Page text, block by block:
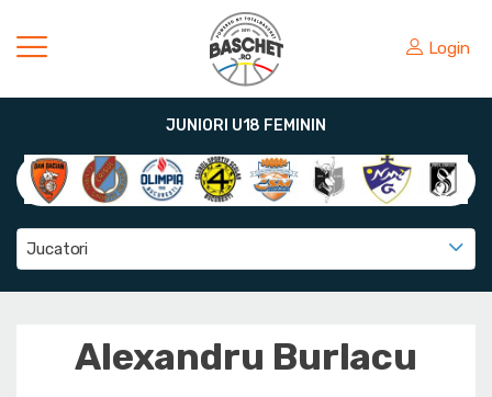
Login
JUNIORI U18 FEMININ
Jucatori
Alexandru Burlacu